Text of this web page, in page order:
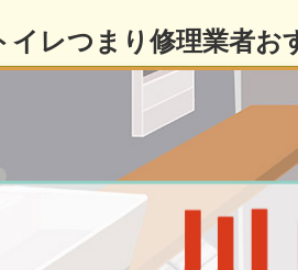
イレつまり修理業者お